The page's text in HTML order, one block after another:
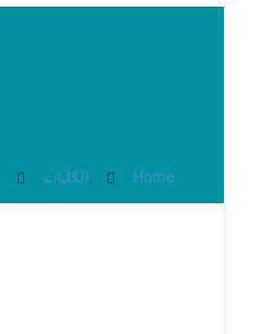
Home الكليات